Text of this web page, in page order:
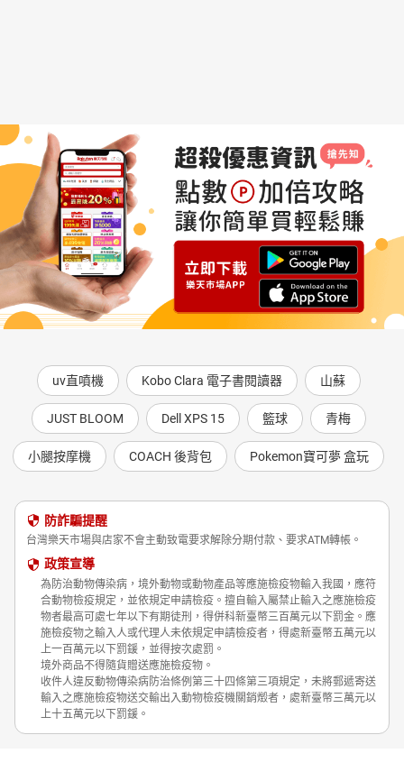
uv直噴機 Kobo Clara 電子書閱讀器 山蘇
JUST BLOOM Dell XPS 15 籃球 青梅
小腿按摩機 COACH 後背包 Pokemon寶可夢 盒玩
防詐騙提醒
台灣樂天市場與店家不會主動致電要求解除分期付款、要求ATM轉帳。
政策宣導
為防治動物傳染病，境外動物或動物產品等應施檢疫物輸入我國，應符
合動物檢疫規定，並依規定申請檢疫。擅自輸入屬禁止輸入之應施檢疫
物者最高可處七年以下有期徒刑，得併科新臺幣三百萬元以下罰金。應
施檢疫物之輸入人或代理人未依規定申請檢疫者，得處新臺幣五萬元以
上一百萬元以下罰鍰，並得按次處罰。
境外商品不得隨貨贈送應施檢疫物。
收件人違反動物傳染病防治條例第三十四條第三項規定，未將郵遞寄送
輸入之應施檢疫物送交輸出入動物檢疫機關銷燬者，處新臺幣三萬元以
上十五萬元以下罰鍰。